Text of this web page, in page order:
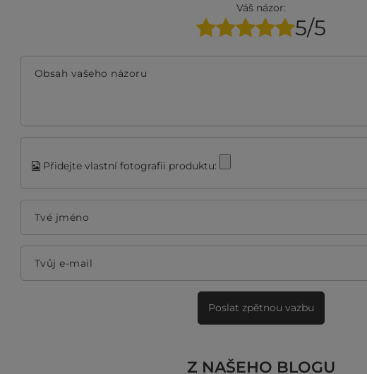
Váš názor:
5/5
Obsah vašeho názoru
Přidejte vlastní fotografii produktu:
Tvé jméno
Tvůj e-mail
Poslat zpětnou vazbu
Z NAŠEHO BLOGU